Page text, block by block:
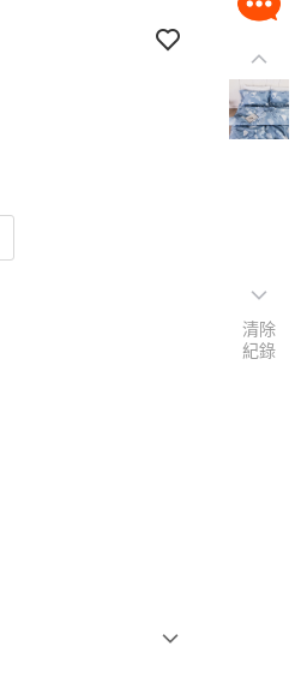
清除
紀錄